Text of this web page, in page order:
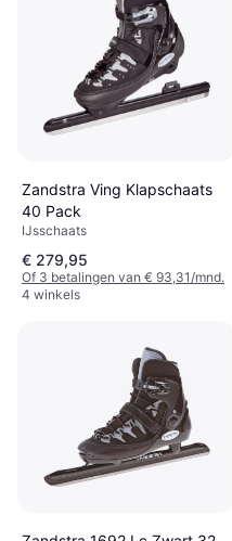
Zandstra Ving Klapschaats
40 Pack
IJsschaats
€ 279,95
Of 3 betalingen van € 93,31/mnd.
4 winkels